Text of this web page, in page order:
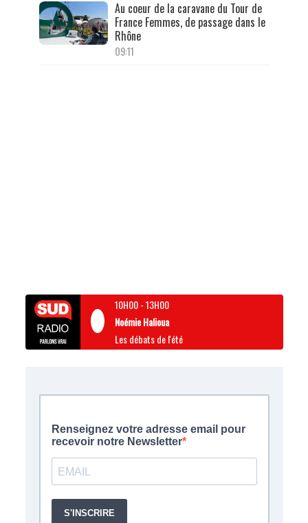
Au coeur de la caravane du Tour de
France Femmes, de passage dans le
Rhône
09:11
10H00-13H00
Noémie Halioua
Les débats de l'été